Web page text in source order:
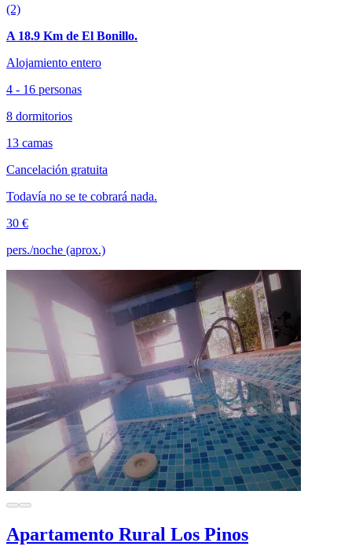
(2)
A 18.9 Km de El Bonillo.
Alojamiento entero
4 - 16 personas
8 dormitorios
13 camas
Cancelación gratuita
Todavía no se te cobrará nada.
30 €
pers./noche (aprox.)
Apartamento Rural Los Pinos